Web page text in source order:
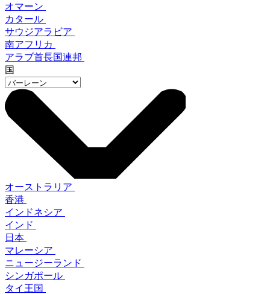
オマーン
カタール
サウジアラビア
南アフリカ
アラブ首長国連邦
国
オーストラリア
香港
インドネシア
インド
日本
マレーシア
ニュージーランド
シンガポール
タイ王国